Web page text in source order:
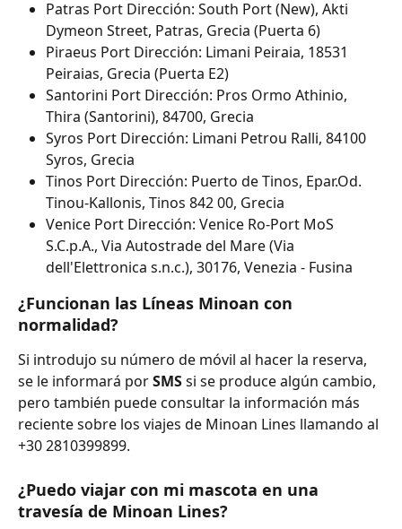
Patras Port Dirección: South Port (New), Akti
Dymeon Street, Patras, Grecia (Puerta 6)
Piraeus Port Dirección: Limani Peiraia, 18531
Peiraias, Grecia (Puerta E2)
Santorini Port Dirección: Pros Ormo Athinio,
Thira (Santorini), 84700, Grecia
Syros Port Dirección: Limani Petrou Ralli, 84100
Syros, Grecia
Tinos Port Dirección: Puerto de Tinos, Epar.Od.
Tinou-Kallonis, Tinos 842 00, Grecia
Venice Port Dirección: Venice Ro-Port MoS
S.C.p.A., Via Autostrade del Mare (Via
dell'Elettronica s.n.c.), 30176, Venezia - Fusina
¿Funcionan las Líneas Minoan con
normalidad?
Si introdujo su número de móvil al hacer la reserva,
se le informará por SMS si se produce algún cambio,
pero también puede consultar la información más
reciente sobre los viajes de Minoan Lines llamando al
+30 2810399899.
¿Puedo viajar con mi mascota en una
travesía de Minoan Lines?